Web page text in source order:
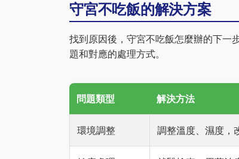
守宮不吃飯的解決方案
找到原因後，守宮不吃飯怎麼辦的下一
題和對應的處理方式。
問題類型 解決方法
環境調整 調整溫度、濕度，